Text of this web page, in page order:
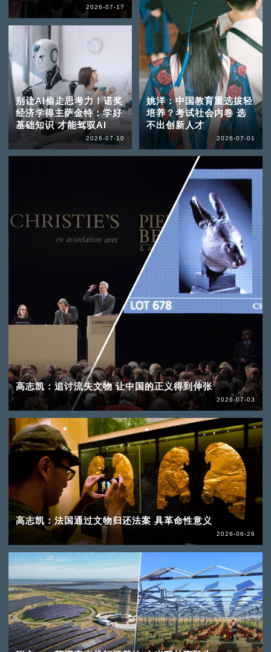
2026-07-17
别让AI偷走思考力！诺奖
经济学得主萨金特：学好
基础知识 才能驾驭AI
2026-07-10
高志凯：追讨流失文物 让中国的正义得到伸张
2026-07-03
姚洋：中国教育重选拔轻
培养？考试社会内卷 选
不出创新人才
2026-07-01
高志凯：法国通过文物归还法案 具革命性意义
2026-06-26